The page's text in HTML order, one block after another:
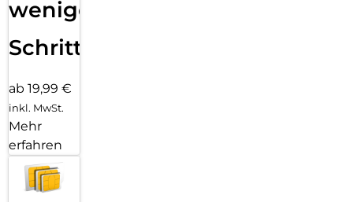
wenigen
Schritten
ab 19,99 €
inkl. MwSt.
Mehr
erfahren